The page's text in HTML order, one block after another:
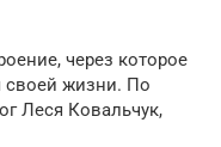
через которое
своей жизни. По
Леся Ковальчук,